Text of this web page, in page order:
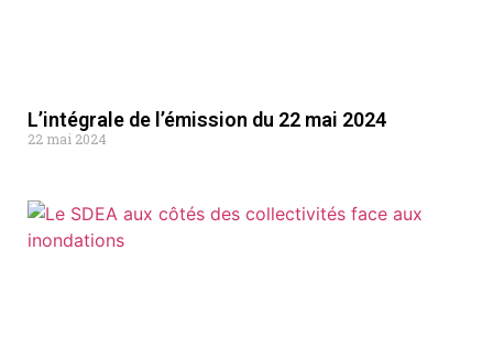
L’intégrale de l’émission du 22 mai 2024
22 mai 2024